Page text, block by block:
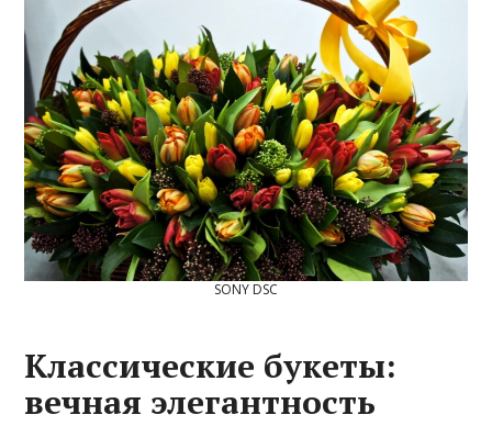
SONY DSC
Классические букеты:
вечная элегантность